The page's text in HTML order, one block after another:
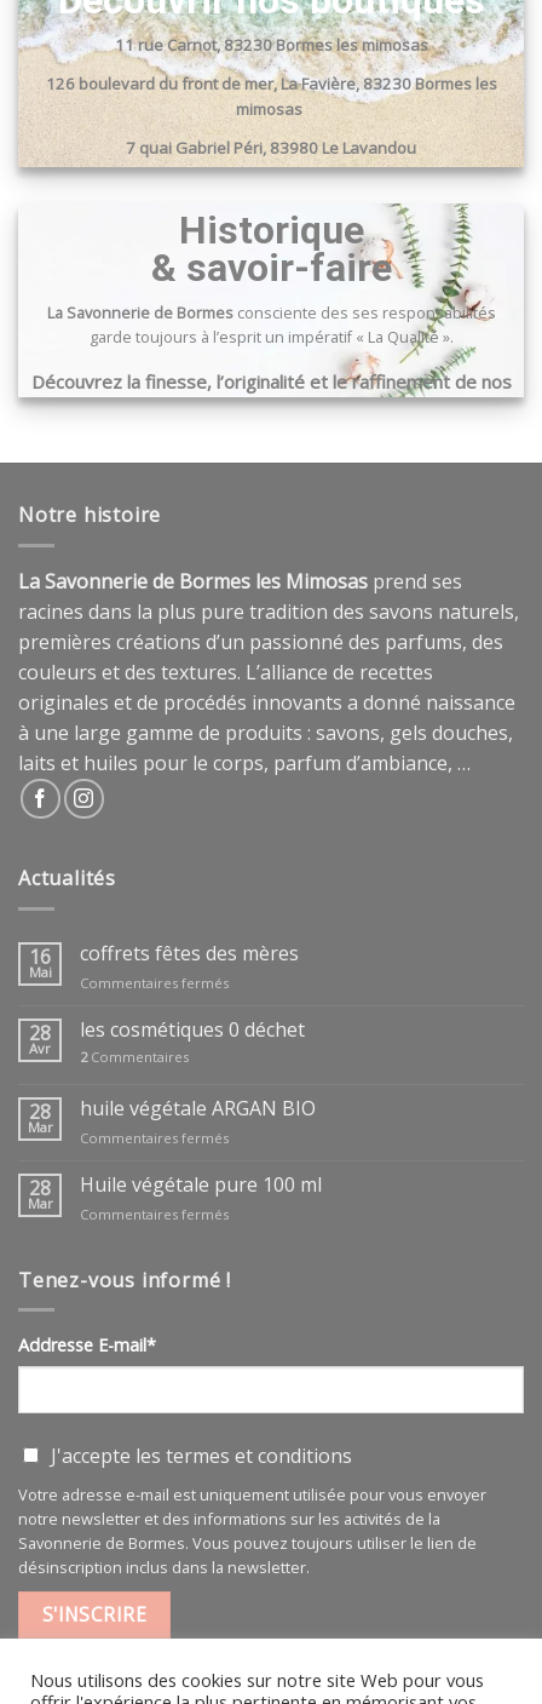
options
peuvent
être
choisies
sur
page
du
11 rue Carnot, 83230 Bormes les mimosas
126 boulevard du front de mer, La Favière, 83230 Bormes les
mimosas
7 quai Gabriel Péri, 83980 Le Lavandou
Historique
& savoir-faire
La Savonnerie de Bormesconsciente des ses responsabilités
garde toujours à l’esprit un impératif « La Qualité ».
Découvrez la finesse, l’originalité et le raffinement de nos
produits …
Notre histoire
La Savonnerie de Bormes les Mimosas prend ses
racines dans la plus pure tradition des savons naturels,
premières créations d’un passionné des parfums, des
couleurs et des textures. L’alliance de recettes
originales et de procédés innovants a donné naissance
à une large gamme de produits : savons, gels douches,
laits et huiles pour le corps, parfum d’ambiance, …
Actualités
16
Mai
coffrets fêtes des mères
Commentaires ferméssur
fêtes
des
28
Avr
les cosmétiques 0 déchet
2Commentaires
28
Mar
huile végétale ARGAN BIO
Commentaires ferméssur
végétale
ARGAN
BIO
28
Mar
Huile végétale pure 100 ml
Commentaires ferméssur
pure
Tenez-vous informé !
Addresse E-mail*
J'accepte les termes et conditions
Votre adresse e-mail est uniquement utilisée pour vous envoyer
notre newsletter et des informations sur les activités de la
Savonnerie de Bormes. Vous pouvez toujours utiliser le lien de
désinscription inclus dans la newsletter.
Nous utilisons des cookies sur notre site Web pour vous